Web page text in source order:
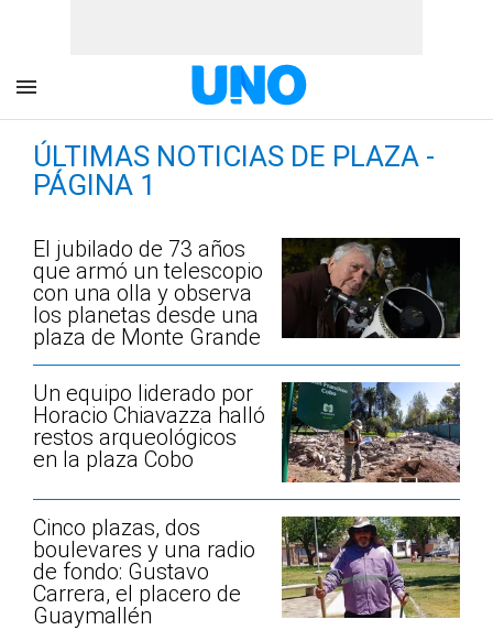
ÚLTIMAS NOTICIAS DE PLAZA -
PÁGINA 1
El jubilado de 73 años
que armó un telescopio
con una olla y observa
los planetas desde una
plaza de Monte Grande
Un equipo liderado por
Horacio Chiavazza halló
restos arqueológicos
en la plaza Cobo
Cinco plazas, dos
boulevares y una radio
de fondo: Gustavo
Carrera, el placero de
Guaymallén